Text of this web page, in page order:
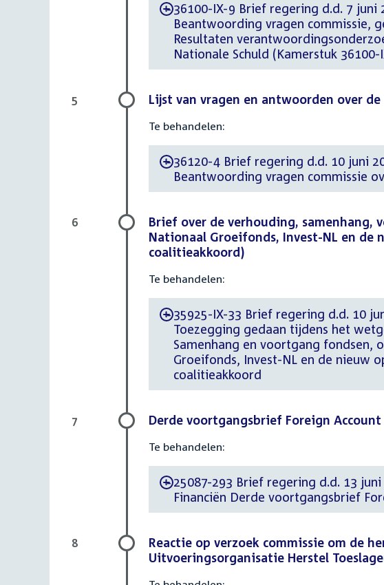
-36100-IX-9 Brief regering d.d. 7 juni
Beantwoording vragen commissie,
Resultaten
Nationale Schuld (Kamerstuk 36100-
Lijst van vragen en antwoorden over
Te behandelen:
-36120-4 Brief regering d.d. 10 juni
Beantwoording vragen commissie
5
Brief over de verhouding, samenhang,
Nationaal Groeifonds, Invest-NL en
coalitieakkoord)
Te behandelen:
-35925-IX-33 Brief regering d.d. 10
Toezegging gedaan tijdens het
Samenhang en voortgang fondsen,
Groeifonds, Invest-NL en de nieuw
coalitieakkoord
6
Derde voortgangsbrief Foreign Account
Te behandelen:
-25087-293 Brief regering d.d. 13
Financiën Derde voortgangsbrief
7
Reactie op verzoek commissie om de
Uitvoeringsorganisatie Herstel
8